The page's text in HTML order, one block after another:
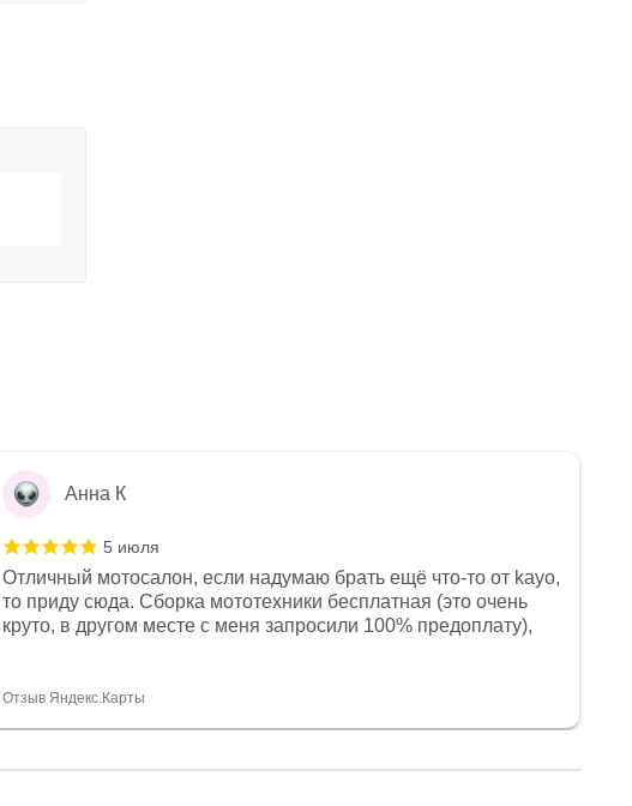
Анна К
5 июля
Отличный мотосалон, если надумаю брать ещё что-то от kayo,
то приду сюда. Сборка мототехники бесплатная (это очень
круто, в другом месте с меня запросили 100% предоплату),
спасибо отдельное, всегда на связи, очень детально всё
Отзыв Яндекс.Карты